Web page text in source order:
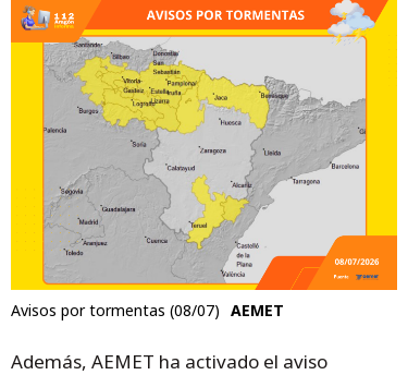
Avisos por tormentas (08/07) AEMET
Además, AEMET ha activado el aviso